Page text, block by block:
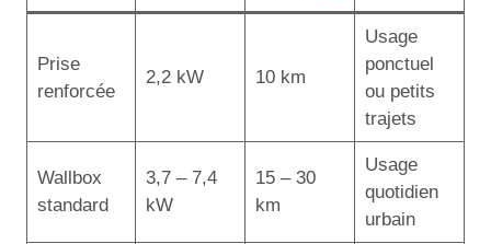
Prise
renforcée
2,2 kW 10 km
Usage
ponctuel
ou petits
trajets
Wallbox
standard
3,7 – 7,4
kW
15 – 30
km
Usage
quotidien
urbain